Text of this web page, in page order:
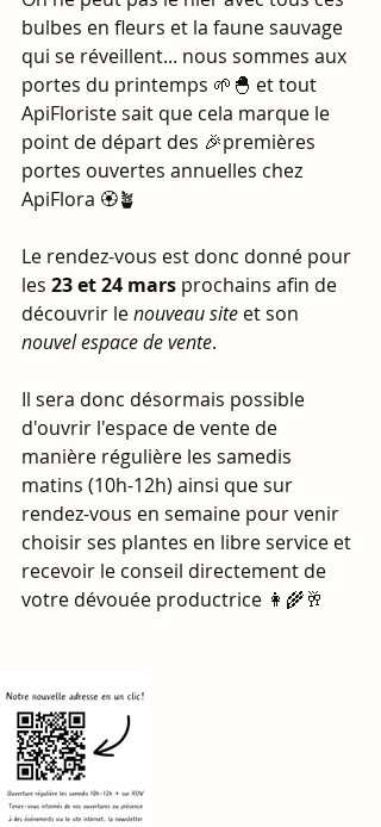
bulbes en fleurs et la faune sauvage
qui se réveillent... nous sommes aux
portes du printemps 🌱🐣 et tout
ApiFloriste sait que cela marque le
point de départ des 🎉premières
portes ouvertes annuelles chez
ApiFlora 🏵️🪴
Le rendez-vous est donc donné pour
les 23 et 24 mars prochains afin de
découvrir le nouveau site et son
nouvel espace de vente.
Il sera donc désormais possible
d'ouvrir l'espace de vente de
manière régulière les samedis
matins (10h-12h) ainsi que sur
rendez-vous en semaine pour venir
choisir ses plantes en libre service et
recevoir le conseil directement de
votre dévouée productrice 👩‍🌾🥂